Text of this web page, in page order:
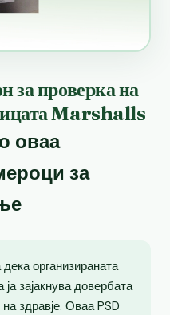
за проверка на
Marshalls
оваа
за
организираната
зајакнува довербата
здравје. Оваа PSD